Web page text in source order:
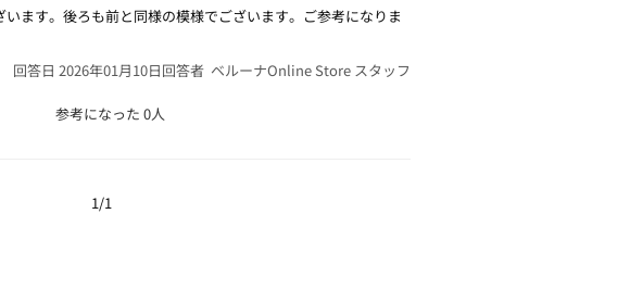
ます。後ろも前と同様の模様でございます。ご参考になりま
回答者 ベルーナOnline Store スタッフ
回答日 2026年01月10日
参考になった 0人
1/1